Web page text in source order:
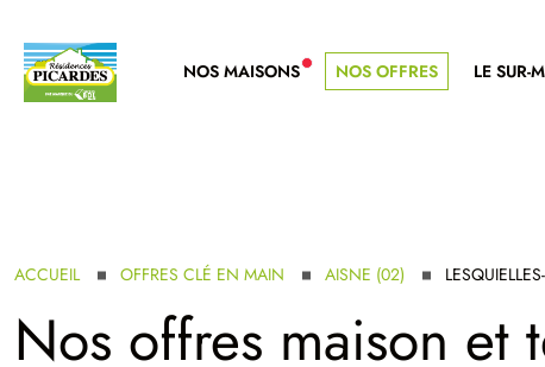
NOS MAISONS NOUVELLE GAMME
NOS OFFRES LE SUR-
ACCUEIL OFFRES CLÉ EN MAIN AISNE (02)
Nos offres maison et